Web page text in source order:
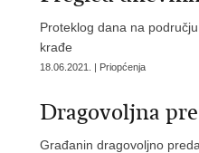
Proteklog dana na
krađe
18.06.2021. | Priopćenja
Dragovoljna
Građanin dragovoljno